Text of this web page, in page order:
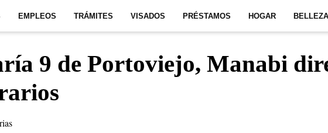
EMPLEOS TRÁMITES VISADOS PRÉSTAMOS HOGAR BELLEZA
9 de Portoviejo, Manabi